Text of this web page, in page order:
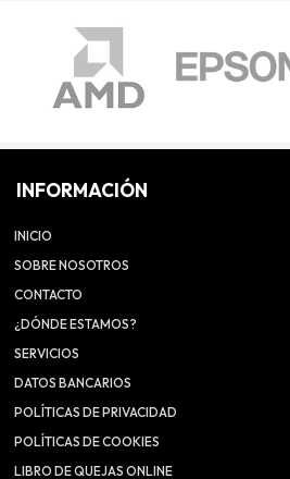
INFORMACIÓN
INICIO
SOBRE NOSOTROS
CONTACTO
¿DÓNDE ESTAMOS?
SERVICIOS
DATOS BANCARIOS
POLÍTICAS DE PRIVACIDAD
POLÍTICAS DE COOKIES
LIBRO DE QUEJAS ONLINE